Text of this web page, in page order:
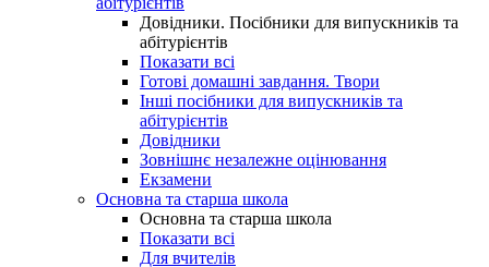
Довідники. Посібники для випускників та
абітурієнтів
Показати всі
Готові домашні завдання. Твори
Інші посібники для випускників та
абітурієнтів
Довідники
Зовнішнє незалежне оцінювання
Екзамени
Основна та старша школа
Основна та старша школа
Показати всі
Для вчителів